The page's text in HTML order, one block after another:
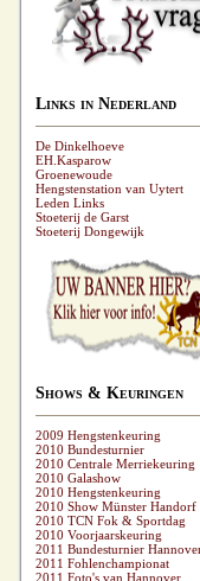
Links in Nederland
De Dinkelhoeve
EH.Kasparow
Groenewoude
Hengstenstation van Uytert
Leden Links
Stoeterij de Garst
Stoeterij Dongewijk
Shows & Keuringen
2009 Hengstenkeuring
2010 Bundesturnier
2010 Centrale Merriekeuring
2010 Galashow
2010 Hengstenkeuring
2010 Show Münster Handorf
2010 TCN Fok & Sportdag
2010 Voorjaarskeuring
2011 Bundesturnier
2011 Fohlenchampionat
2011 Foto's van Hannover